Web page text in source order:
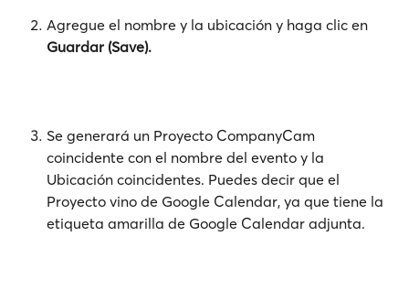
Agregue el nombre y la ubicación y haga clic en
Guardar (Save).
Se generará un Proyecto CompanyCam
coincidente con el nombre del evento y la
Ubicación coincidentes. Puedes decir que el
Proyecto vino de Google Calendar, ya que tiene la
etiqueta amarilla de Google Calendar adjunta.